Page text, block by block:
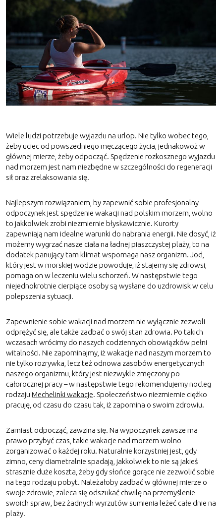
Wiele ludzi potrzebuje wyjazdu na urlop. Nie tylko wobec tego,
żeby uciec od powszedniego męczącego życia, jednakowoż w
głównej mierze, żeby odpocząć. Spędzenie rozkosznego wyjazdu
nad morzem jest nam niezbędne w szczególności do regeneracji
sił oraz zrelaksowania się.
Najlepszym rozwiązaniem, by zapewnić sobie profesjonalny
odpoczynek jest spędzenie wakacji nad polskim morzem, wolno
to jakkolwiek zrobi niezmiernie błyskawicznie. Kurorty
zapewniają nam idealne warunki do nabrania energii. Nie dosyć, iż
możemy wygrzać nasze ciała na ładnej piaszczystej plaży, to na
dodatek panujący tam klimat wspomaga nasz organizm. Jod,
który jest w morskiej wodzie powoduje, iż stajemy się zdrowsi,
pomaga on w leczeniu wielu schorzeń. W następstwie tego
niejednokrotnie cierpiące osoby są wysłane do uzdrowisk w celu
polepszenia sytuacji.
Zapewnienie sobie wakacji nad morzem nie wyłącznie zezwoli
odprężyć się, ale także zadbać o swój stan zdrowia. Po takich
wczasach wrócimy do naszych codziennych obowiązków pełni
witalności. Nie zapominajmy, iż wakacje nad naszym morzem to
nie tylko rozrywka, lecz też odnowa zasobów energetycznych
naszego organizmu, który jest niezwykle zmęczony po
całorocznej pracy – w następstwie tego rekomendujemy nocleg
rodzaju Mechelinki wakacje. Społeczeństwo niezmiernie ciężko
pracuję, od czasu do czasu tak, iż zapomina o swoim zdrowiu.
Zamiast odpocząć, zawzina się. Na wypoczynek zawsze ma
prawo przybyć czas, takie wakacje nad morzem wolno
zorganizować o każdej roku. Naturalnie korzystniej jest, gdy
zimno, ceny diametralnie spadają, jakkolwiek to nie są jakieś
strasznie duże koszta, żeby gdy słońce gorące nie zezwolić sobie
na tego rodzaju pobyt. Należałoby zadbać w głównej mierze o
swoje zdrowie, zaleca się odszukać chwilę na przemyślenie
swoich spraw, bez żadnych wyrzutów sumienia leżeć całe dnie na
plaży.